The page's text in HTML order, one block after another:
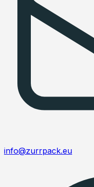
info@zurrpack.eu